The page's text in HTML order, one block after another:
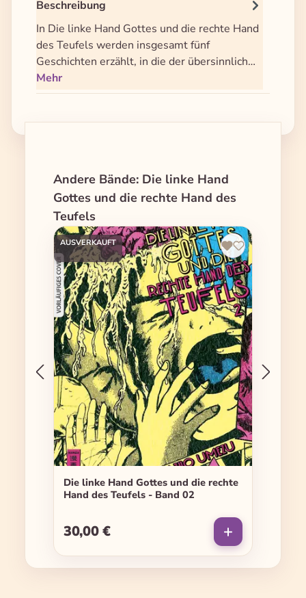
Beschreibung
In Die linke Hand Gottes und die rechte Hand
des Teufels werden insgesamt fünf
Geschichten erzählt, in die der übersinnlich…
Mehr
Produktgalerie überspringen
Andere Bände: Die linke Hand
Gottes und die rechte Hand des
Teufels
AUSVERKAUFT
Die linke Hand Gottes und die rechte
Hand des Teufels - Band 02
Regulärer Preis:
30,00 €